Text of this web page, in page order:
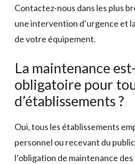
Contactez-nous dans les plus
une intervention d’urgence et
de votre équipement.
La maintenance
obligatoire pour
d’établissements ?
Oui, tous les établissements
personnel ou recevant du
l’obligation de maintenance